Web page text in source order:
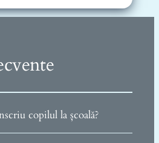
copilul la școală?